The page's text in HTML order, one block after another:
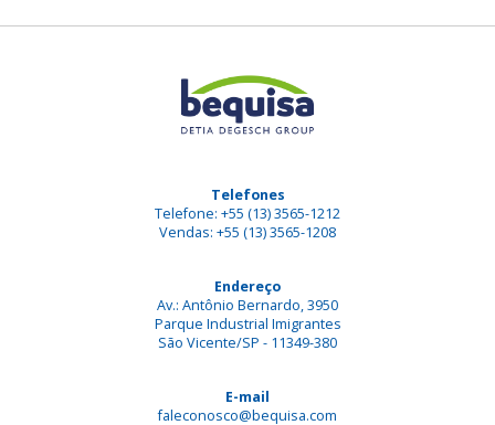
Telefones
Telefone: +55 (13) 3565-1212
Vendas: +55 (13) 3565-1208
Endereço
Av.: Antônio Bernardo, 3950
Parque Industrial Imigrantes
São Vicente/SP - 11349-380
E-mail
faleconosco@bequisa.com